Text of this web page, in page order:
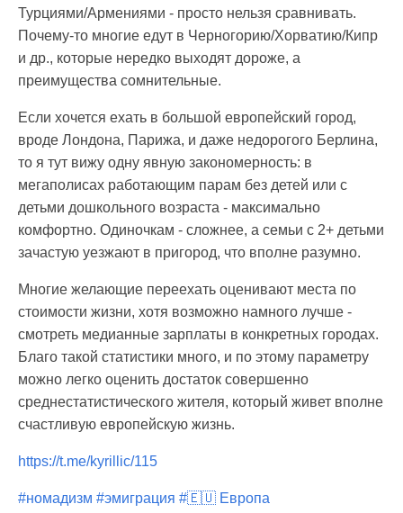
Турциями/Армениями - просто нельзя сравнивать.
Почему-то многие едут в Черногорию/Хорватию/Кипр
и др., которые нередко выходят дороже, а
преимущества сомнительные.
Если хочется ехать в большой европейский город,
вроде Лондона, Парижа, и даже недорогого Берлина,
то я тут вижу одну явную закономерность: в
мегаполисах работающим парам без детей или с
детьми дошкольного возраста - максимально
комфортно. Одиночкам - сложнее, а семьи с 2+ детьми
зачастую уезжают в пригород, что вполне разумно.
Многие желающие переехать оценивают места по
стоимости жизни, хотя возможно намного лучше -
смотреть медианные зарплаты в конкретных городах.
Благо такой статистики много, и по этому параметру
можно легко оценить достаток совершенно
среднестатистического жителя, который живет вполне
счастливую европейскую жизнь.
https://t.me/kyrillic/115
#номадизм #эмиграция #🇪🇺 Европа